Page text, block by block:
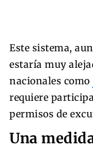
Este sistema,
estaría muy
nacionales como
requiere
permisos de
Una